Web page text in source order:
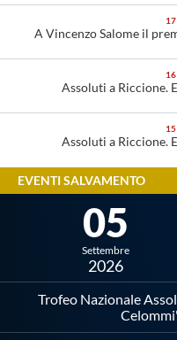
17
A Vincenzo Salome il
16
Assoluti a Riccione.
15
Assoluti a Riccione.
EVENTI SALVAMENTO
05
Settembre
2026
Trofeo Nazionale